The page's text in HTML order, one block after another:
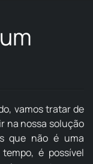
vamos tratar de
na nossa solução
que não é uma
é possível